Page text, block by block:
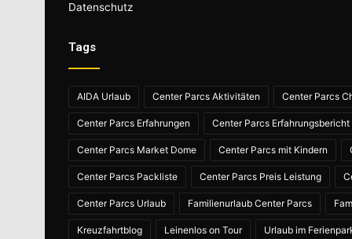
Datenschutz
Tags
AIDA Urlaub Center Parcs Aktivitäten Center Parcs
Center Parcs Erfahrungen Center Parcs Erfahrungsbericht
Center Parcs Market Dome Center Parcs mit Kindern
Center Parcs Packliste Center Parcs Preis Leistung
Center Parcs Urlaub Familienurlaub Center Parcs
Kreuzfahrtblog Leinenlos on Tour Urlaub im